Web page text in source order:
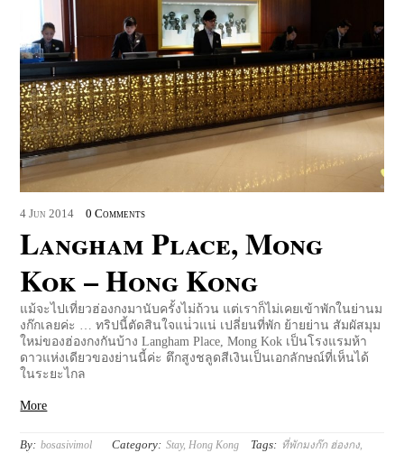
4 Jun 2014 0 Comments
Langham Place, Mong
Kok – Hong Kong
แม้จะไปเที่ยวฮ่องกงมานับครั้งไม่ถ้วน แต่เราก็ไม่เคยเข้าพักในย่านม
งก๊กเลยค่ะ … ทริปนี้ตัดสินใจแน่่วแน่ เปลี่ยนที่พัก ย้ายย่าน สัมผัสมุม
ใหม่ของฮ่องกงกันบ้าง Langham Place, Mong Kok เป็นโรงแรมห้า
ดาวแห่งเดียวของย่านนี้ค่ะ ตึกสูงชลูดสีเงินเป็นเอกลักษณ์ที่เห็นได้
ในระยะไกล
More
By: bosasivimol Category: Stay,Hong Kong Tags: ที่พักมงก๊ก ฮ่องกง,